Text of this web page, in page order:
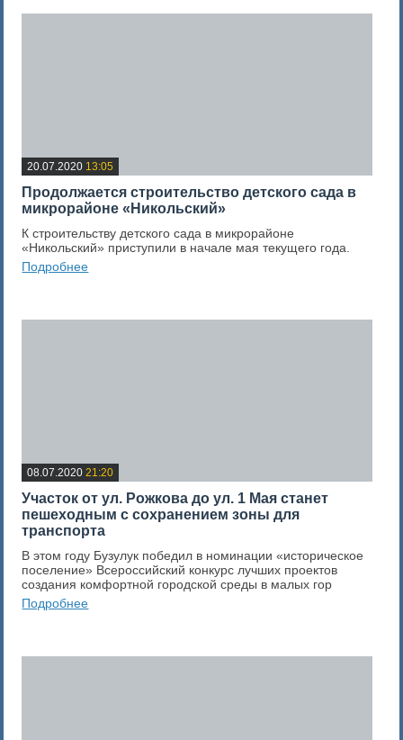
20.07.2020 13:05
Продолжается строительство детского сада в
микрорайоне «Никольский»
К строительству детского сада в микрорайоне
«Никольский» приступили в начале мая текущего года.
Подробнее
08.07.2020 21:20
Участок от ул. Рожкова до ул. 1 Мая станет
пешеходным с сохранением зоны для
транспорта
В этом году Бузулук победил в номинации «историческое
поселение» Всероссийский конкурс лучших проектов
создания комфортной городской среды в малых гор
Подробнее